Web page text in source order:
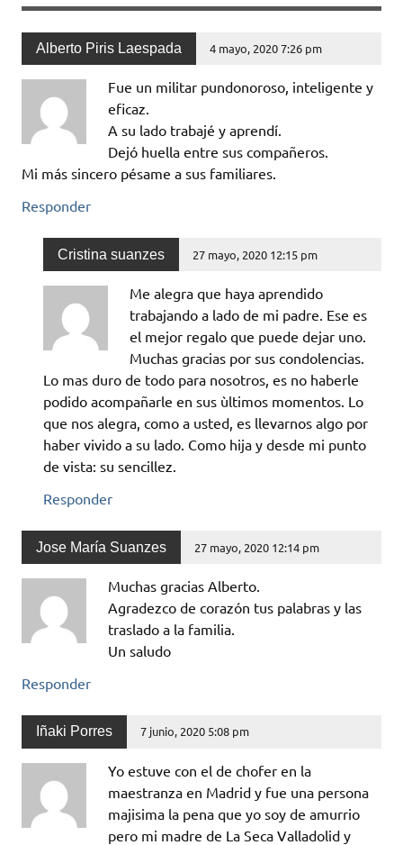
Alberto Piris Laespada 4 mayo, 2020 7:26 pm
Fue un militar pundonoroso, inteligente y
eficaz.
A su lado trabajé y aprendí.
Dejó huella entre sus compañeros.
Mi más sincero pésame a sus familiares.
Responder
Cristina suanzes 27 mayo, 2020 12:15 pm
Me alegra que haya aprendido
trabajando a lado de mi padre. Ese es
el mejor regalo que puede dejar uno.
Muchas gracias por sus condolencias.
Lo mas duro de todo para nosotros, es no haberle
podido acompañarle en sus ùltimos momentos. Lo
que nos alegra, como a usted, es llevarnos algo por
haber vivido a su lado. Como hija y desde mi punto
de vista: su sencillez.
Responder
Jose María Suanzes 27 mayo, 2020 12:14 pm
Muchas gracias Alberto.
Agradezco de corazón tus palabras y las
traslado a la familia.
Un saludo
Responder
Iñaki Porres 7 junio, 2020 5:08 pm
Yo estuve con el de chofer en la
maestranza en Madrid y fue una persona
majisima la pena que yo soy de amurrio
pero mi madre de La Seca Valladolid y